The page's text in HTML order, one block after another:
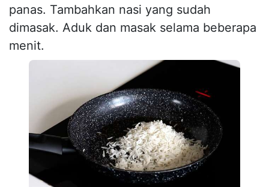
panas. Tambahkan nasi yang sudah
dimasak. Aduk dan masak selama beberapa
menit.